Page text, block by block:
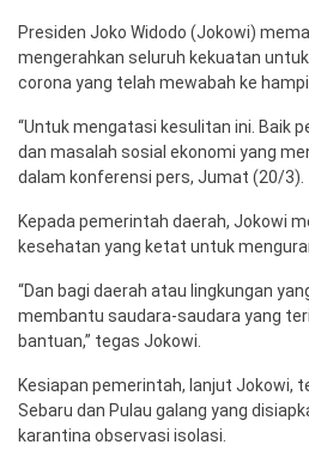
Presiden Joko Widodo (Jokowi)
mengerahkan seluruh kekuatan
corona yang telah mewabah ke
“Untuk mengatasi kesulitan ini. Baik
dan masalah sosial ekonomi yang
dalam konferensi pers, Jumat (20/3).
Kepada pemerintah daerah, Jokowi
kesehatan yang ketat untuk
“Dan bagi daerah atau lingkungan
membantu saudara-saudara yang
bantuan,” tegas Jokowi.
Kesiapan pemerintah, lanjut Jokowi,
Sebaru dan Pulau galang yang
karantina observasi isolasi.